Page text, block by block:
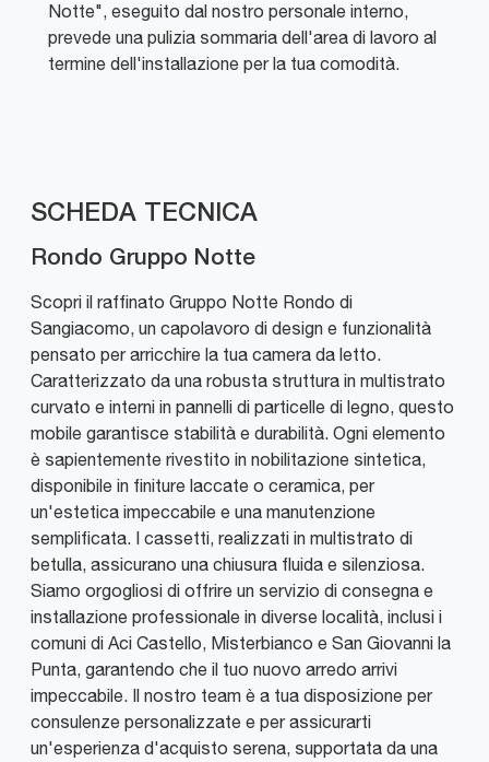
Notte", eseguito dal nostro personale interno,
prevede una pulizia sommaria dell'area di lavoro al
termine dell'installazione per la tua comodità.
SCHEDA TECNICA
Rondo Gruppo Notte
Scopri il raffinato Gruppo Notte Rondo di
Sangiacomo, un capolavoro di design e funzionalità
pensato per arricchire la tua camera da letto.
Caratterizzato da una robusta struttura in multistrato
curvato e interni in pannelli di particelle di legno, questo
mobile garantisce stabilità e durabilità. Ogni elemento
è sapientemente rivestito in nobilitazione sintetica,
disponibile in finiture laccate o ceramica, per
un'estetica impeccabile e una manutenzione
semplificata. I cassetti, realizzati in multistrato di
betulla, assicurano una chiusura fluida e silenziosa.
Siamo orgogliosi di offrire un servizio di consegna e
installazione professionale in diverse località, inclusi i
comuni di Aci Castello, Misterbianco e San Giovanni la
Punta, garantendo che il tuo nuovo arredo arrivi
impeccabile. Il nostro team è a tua disposizione per
consulenze personalizzate e per assicurarti
un'esperienza d'acquisto serena, supportata da una